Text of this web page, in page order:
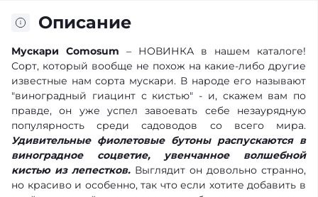
Описание
Мускари Comosum – НОВИНКА в нашем каталоге!
Сорт, который вообще не похож на какие-либо другие
известные нам сорта мускари. В народе его называют
"виноградный гиацинт с кистью" - и, скажем вам по
правде, он уже успел завоевать себе незаурядную
популярность среди садоводов со всего мира.
Удивительные фиолетовые бутоны распускаются в
виноградное соцветие, увенчанное волшебной
кистью из лепестков. Выглядит он довольно странно,
но красиво и особенно, так что если хотите добавить в